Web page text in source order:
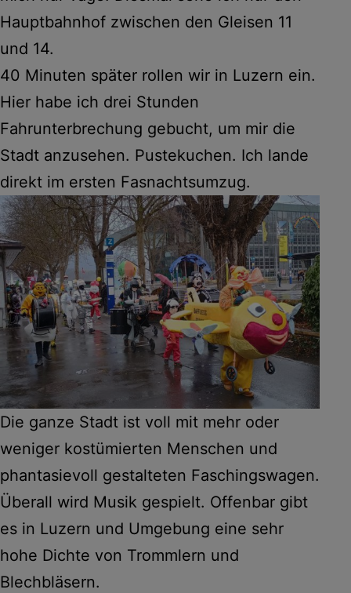
Hauptbahnhof zwischen den Gleisen 11
und 14.
40 Minuten später rollen wir in Luzern ein.
Hier habe ich drei Stunden
Fahrunterbrechung gebucht, um mir die
Stadt anzusehen. Pustekuchen. Ich lande
direkt im ersten Fasnachtsumzug.
Die ganze Stadt ist voll mit mehr oder
weniger kostümierten Menschen und
phantasievoll gestalteten Faschingswagen.
Überall wird Musik gespielt. Offenbar gibt
es in Luzern und Umgebung eine sehr
hohe Dichte von Trommlern und
Blechbläsern.